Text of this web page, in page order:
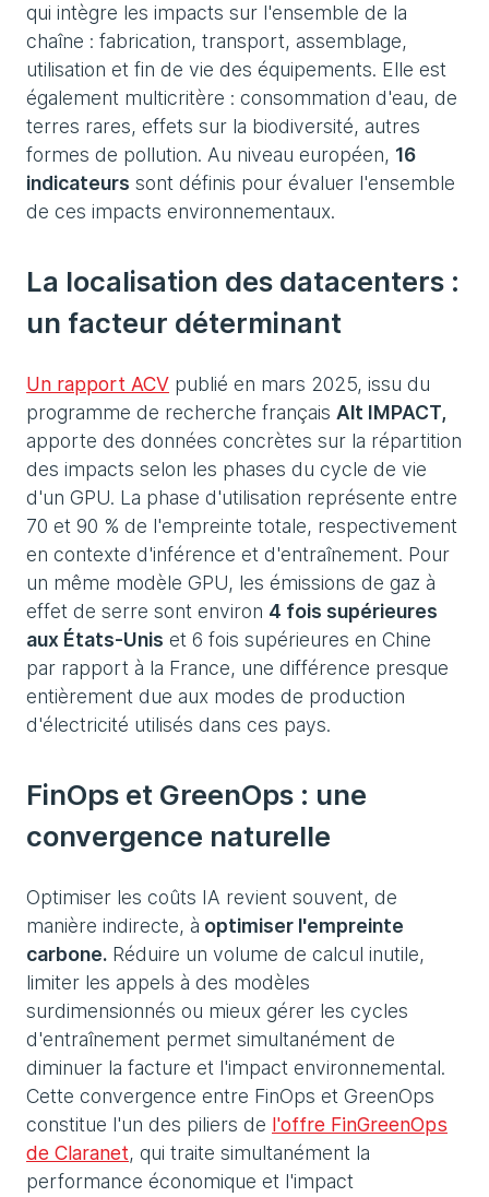
qui intègre les impacts sur l'ensemble de la
chaîne : fabrication, transport, assemblage,
utilisation et fin de vie des équipements. Elle est
également multicritère : consommation d'eau, de
terres rares, effets sur la biodiversité, autres
formes de pollution. Au niveau européen, 16
indicateurs sont définis pour évaluer l'ensemble
de ces impacts environnementaux.
La localisation des datacenters :
un facteur déterminant
Un rapport ACV publié en mars 2025, issu du
programme de recherche français Alt IMPACT,
apporte des données concrètes sur la répartition
des impacts selon les phases du cycle de vie
d'un GPU. La phase d'utilisation représente entre
70 et 90 % de l'empreinte totale, respectivement
en contexte d'inférence et d'entraînement. Pour
un même modèle GPU, les émissions de gaz à
effet de serre sont environ 4 fois supérieures
aux États-Unis et 6 fois supérieures en Chine
par rapport à la France, une différence presque
entièrement due aux modes de production
d'électricité utilisés dans ces pays.
FinOps et GreenOps : une
convergence naturelle
Optimiser les coûts IA revient souvent, de
manière indirecte, à optimiser l'empreinte
carbone. Réduire un volume de calcul inutile,
limiter les appels à des modèles
surdimensionnés ou mieux gérer les cycles
d'entraînement permet simultanément de
diminuer la facture et l'impact environnemental.
Cette convergence entre FinOps et GreenOps
constitue l'un des piliers de l'offre FinGreenOps
de Claranet, qui traite simultanément la
performance économique et l'impact